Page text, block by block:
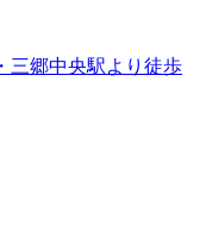
三郷中央駅より徒歩